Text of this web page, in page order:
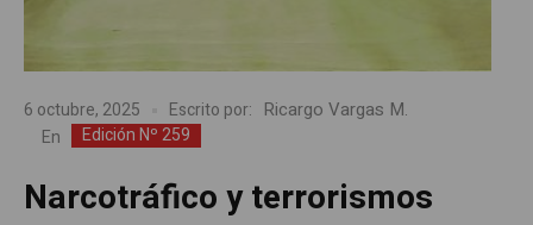
6 octubre, 2025 Escrito por: Ricargo Vargas M.
En Edición Nº 259
Narcotráfico y terrorismos